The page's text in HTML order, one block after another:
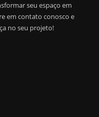
seu espaço em
em contato conosco e
no seu projeto!